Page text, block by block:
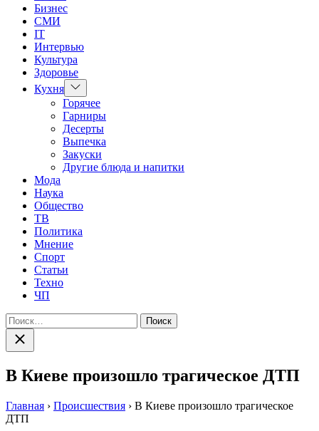
Бизнес
СМИ
IT
Интервью
Культура
Здоровье
Кухня Показать
подменю
Горячее
Гарниры
Десерты
Выпечка
Закуски
Другие блюда и напитки
Мода
Наука
Общество
ТВ
Политика
Мнение
Спорт
Статьи
Техно
ЧП
Найти:
Закрыть
поиск
В Киеве произошло трагическое ДТП
Главная › Происшествия › В Киеве произошло трагическое
ДТП